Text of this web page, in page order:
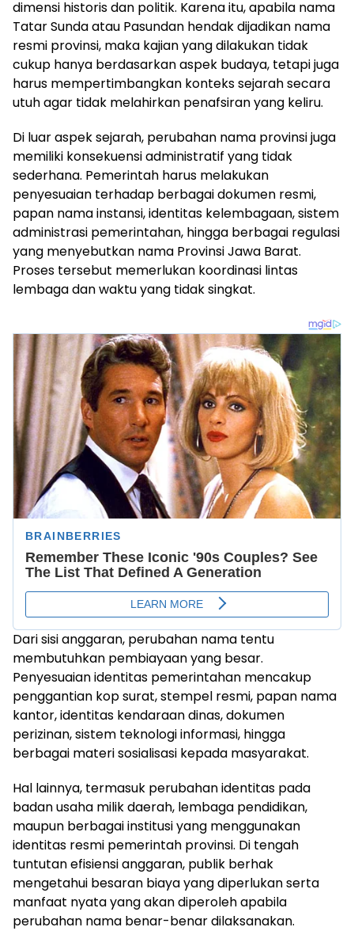
dimensi historis dan politik. Karena itu, apabila nama
Tatar Sunda atau Pasundan hendak dijadikan nama
resmi provinsi, maka kajian yang dilakukan tidak
cukup hanya berdasarkan aspek budaya, tetapi juga
harus mempertimbangkan konteks sejarah secara
utuh agar tidak melahirkan penafsiran yang keliru.
Di luar aspek sejarah, perubahan nama provinsi juga
memiliki konsekuensi administratif yang tidak
sederhana. Pemerintah harus melakukan
penyesuaian terhadap berbagai dokumen resmi,
papan nama instansi, identitas kelembagaan, sistem
administrasi pemerintahan, hingga berbagai regulasi
yang menyebutkan nama Provinsi Jawa Barat.
Proses tersebut memerlukan koordinasi lintas
lembaga dan waktu yang tidak singkat.
Dari sisi anggaran, perubahan nama tentu
membutuhkan pembiayaan yang besar.
Penyesuaian identitas pemerintahan mencakup
penggantian kop surat, stempel resmi, papan nama
kantor, identitas kendaraan dinas, dokumen
perizinan, sistem teknologi informasi, hingga
berbagai materi sosialisasi kepada masyarakat.
Hal lainnya, termasuk perubahan identitas pada
badan usaha milik daerah, lembaga pendidikan,
maupun berbagai institusi yang menggunakan
identitas resmi pemerintah provinsi. Di tengah
tuntutan efisiensi anggaran, publik berhak
mengetahui besaran biaya yang diperlukan serta
manfaat nyata yang akan diperoleh apabila
perubahan nama benar-benar dilaksanakan.